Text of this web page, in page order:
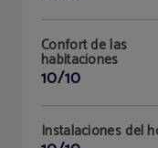
Confort de las
habitaciones
10/10
Instalaciones del